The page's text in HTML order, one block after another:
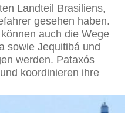
Landteil Brasiliens,
gesehen haben.
auch die Wege
sowie Jequitibá und
werden. Pataxós
koordinieren ihre